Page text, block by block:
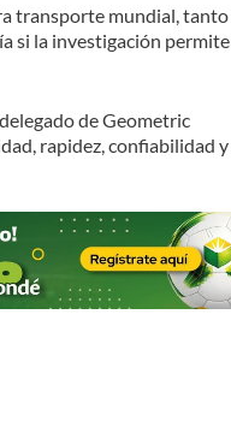
transporte mundial, tanto
si la investigación permite
de Geometric
rapidez, confiabilidad y